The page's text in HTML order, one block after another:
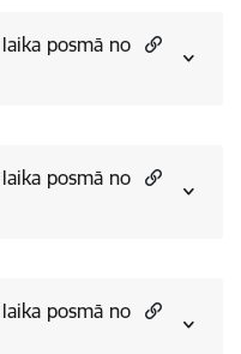
posmā no
posmā no
posmā no